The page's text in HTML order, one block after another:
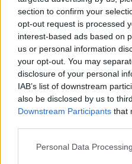
section to confirm your
opt-out request is processed
interest-based ads based on
us or personal information
your opt-out. You may
disclosure of your personal
IAB’s list of downstream
also be disclosed by us to
Downstream Participants that
Personal Data